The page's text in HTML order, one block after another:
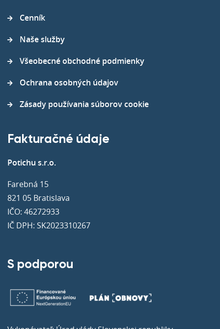
Cenník
Naše služby
Všeobecné obchodné podmienky
Ochrana osobných údajov
Zásady používania súborov cookie
Fakturačné údaje
Potichu s.r.o.
Farebná 15
821 05 Bratislava
IČO: 46272933
IČ DPH: SK2023310267
S podporou